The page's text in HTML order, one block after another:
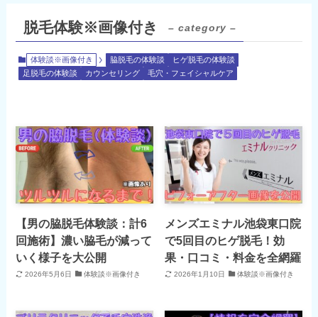
脱毛体験※画像付き – category –
体験談※画像付き 脇脱毛の体験談
ヒゲ脱毛の体験談
足脱毛の体験談
カウンセリング 毛穴・フェイシャルケア
【男の脇脱毛体験談：計6
回施術】濃い脇毛が減って
いく様子を大公開
2026年5月6日 体験談※画像付き
メンズエミナル池袋東口院
で5回目のヒゲ脱毛！効
果・口コミ・料金を全網羅
2026年1月10日 体験談※画像付き